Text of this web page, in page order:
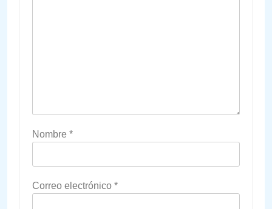
Nombre *
Correo electrónico *